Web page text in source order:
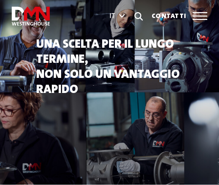
CONTATTI
IT
UNA SCELTA PER IL LUNGO
TERMINE,
NON SOLO UN VANTAGGIO
RAPIDO